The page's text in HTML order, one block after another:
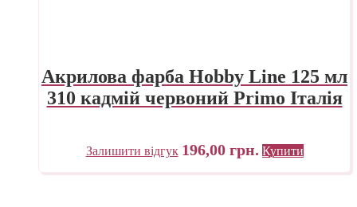
Акрилова фарба Hobby Line 125 мл
310 кадмій червоний Primo Італія
Залишити відгук 196,00 грн. Купити